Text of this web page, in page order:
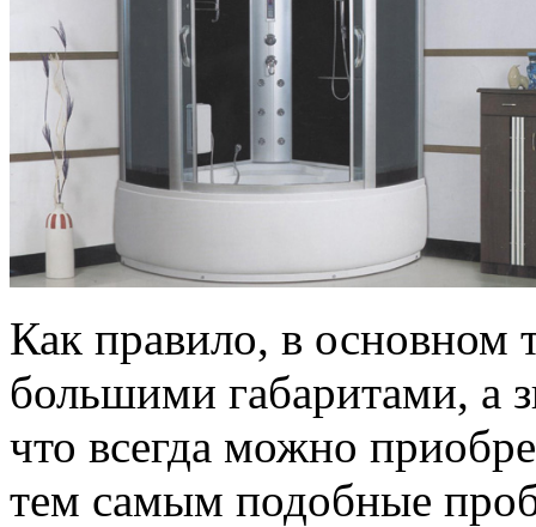
Как правило, в основном
большими габаритами, а
что всегда можно
тем самым подобные